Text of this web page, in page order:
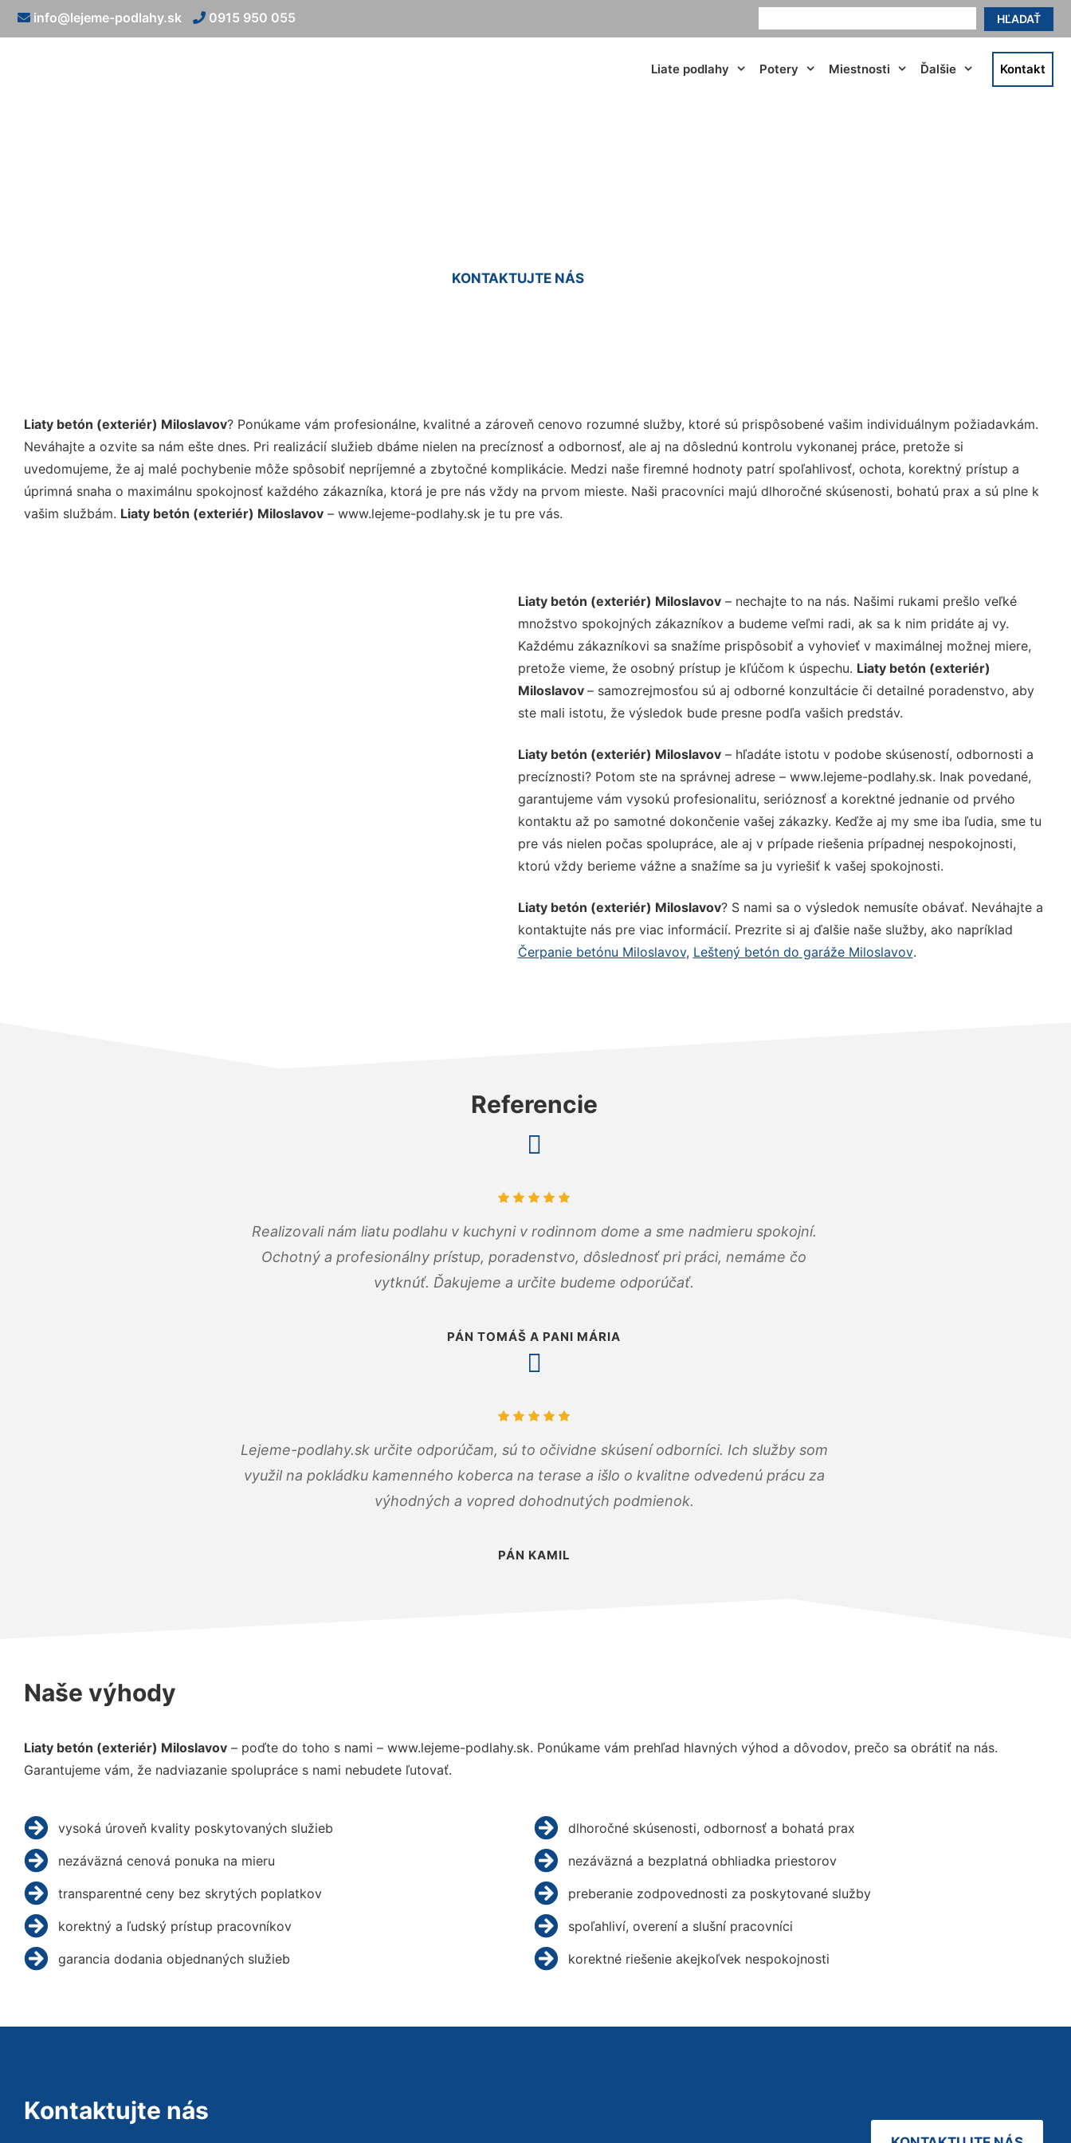
HĽADAŤ
info@lejeme-podlahy.sk 0915 950 055
Liate podlahy Potery Miestnosti Ďalšie Kontakt
KONTAKTUJTE NÁS
Liaty betón (exteriér) Miloslavov? Ponúkame vám profesionálne, kvalitné a zároveň cenovo rozumné služby, ktoré sú prispôsobené vašim individuálnym požiadavkám.
Neváhajte a ozvite sa nám ešte dnes. Pri realizácií služieb dbáme nielen na precíznosť a odbornosť, ale aj na dôslednú kontrolu vykonanej práce, pretože si
uvedomujeme, že aj malé pochybenie môže spôsobiť nepríjemné a zbytočné komplikácie. Medzi naše firemné hodnoty patrí spoľahlivosť, ochota, korektný prístup a
úprimná snaha o maximálnu spokojnosť každého zákazníka, ktorá je pre nás vždy na prvom mieste. Naši pracovníci majú dlhoročné skúsenosti, bohatú prax a sú plne k
vašim službám. Liaty betón (exteriér) Miloslavov – www.lejeme-podlahy.sk je tu pre vás.
Liaty betón (exteriér) Miloslavov– nechajte to na nás. Našimi rukami prešlo veľké
množstvo spokojných zákazníkov a budeme veľmi radi, ak sa k nim pridáte aj vy.
Každému zákazníkovi sa snažíme prispôsobiť a vyhovieť v maximálnej možnej miere,
pretože vieme, že osobný prístup je kľúčom k úspechu. Liaty betón (exteriér)
Miloslavov – samozrejmosťou sú aj odborné konzultácie či detailné poradenstvo, aby
ste mali istotu, že výsledok bude presne podľa vašich predstáv.
Liaty betón (exteriér) Miloslavov– hľadáte istotu v podobe skúseností, odbornosti a
precíznosti? Potom ste na správnej adrese – www.lejeme-podlahy.sk. Inak povedané,
garantujeme vám vysokú profesionalitu, serióznosť a korektné jednanie od prvého
kontaktu až po samotné dokončenie vašej zákazky. Keďže aj my sme iba ľudia, sme tu
pre vás nielen počas spolupráce, ale aj v prípade riešenia prípadnej nespokojnosti,
ktorú vždy berieme vážne a snažíme sa ju vyriešiť k vašej spokojnosti.
Liaty betón (exteriér) Miloslavov? S nami sa o výsledok nemusíte obávať. Neváhajte a
kontaktujte nás pre viac informácií. Prezrite si aj ďalšie naše služby, ako napríklad
Čerpanie betónu Miloslavov, Leštený betón do garáže Miloslavov.
Referencie
Realizovali nám liatu podlahu v kuchyni v rodinnom dome a sme nadmieru spokojní.
Ochotný a profesionálny prístup, poradenstvo, dôslednosť pri práci, nemáme čo
vytknúť. Ďakujeme a určite budeme odporúčať.
PÁN TOMÁŠ A PANI MÁRIA
Lejeme-podlahy.sk určite odporúčam, sú to očividne skúsení odborníci. Ich služby som
využil na pokládku kamenného koberca na terase a išlo o kvalitne odvedenú prácu za
výhodných a vopred dohodnutých podmienok.
PÁN KAMIL
Naše výhody
Liaty betón (exteriér) Miloslavov – poďte do toho s nami – www.lejeme-podlahy.sk. Ponúkame vám prehľad hlavných výhod a dôvodov, prečo sa obrátiť na nás.
Garantujeme vám, že nadviazanie spolupráce s nami nebudete ľutovať.
vysoká úroveň kvality poskytovaných služieb
nezáväzná cenová ponuka na mieru
transparentné ceny bez skrytých poplatkov
korektný a ľudský prístup pracovníkov
garancia dodania objednaných služieb
dlhoročné skúsenosti, odbornosť a bohatá prax
nezáväzná a bezplatná obhliadka priestorov
preberanie zodpovednosti za poskytované služby
spoľahliví, overení a slušní pracovníci
korektné riešenie akejkoľvek nespokojnosti
Kontaktujte nás